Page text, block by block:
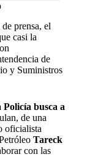
prensa, el
casi la
de
y Suministros
Policía busca a
de una
oficialista
Tareck
con las